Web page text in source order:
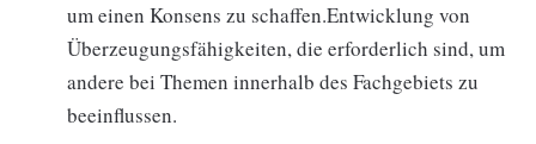
um einen Konsens zu schaffen.Entwicklung von
Überzeugungsfähigkeiten, die erforderlich sind, um
andere bei Themen innerhalb des Fachgebiets zu
beeinflussen.